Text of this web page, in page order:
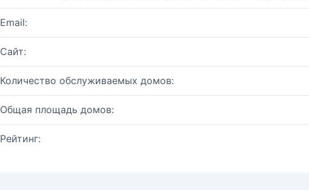
Email:
Сайт:
Количество обслуживаемых домов:
Общая площадь домов:
Рейтинг: